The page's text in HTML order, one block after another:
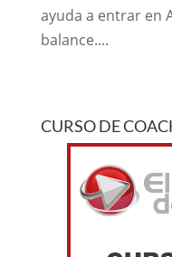
ayuda a entrar en
balance....
CURSO DE